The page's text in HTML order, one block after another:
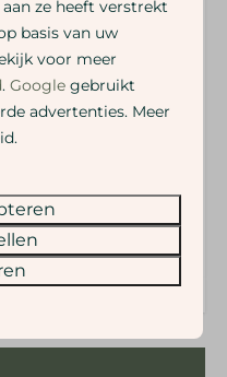
Eigen Wijze en
ze heeft verstrekt
basis van uw
voor meer
.Google gebruikt
advertenties. Meer